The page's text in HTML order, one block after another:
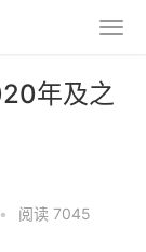
年及之
• 阅读 7045